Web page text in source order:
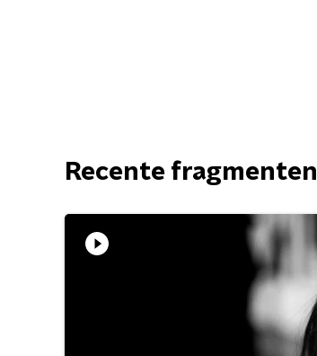
Recente fragmenten